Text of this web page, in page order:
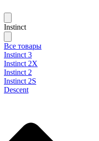
Instinct
Все товары
Instinct 3
Instinct 2X
Instinct 2
Instinct 2S
Descent